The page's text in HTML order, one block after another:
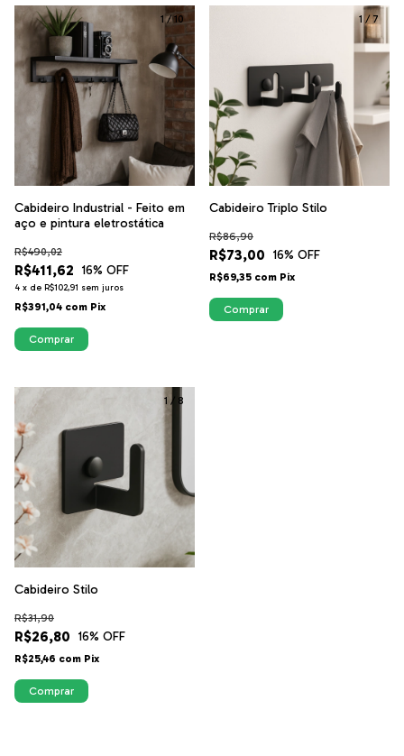
1/10
Cabideiro Industrial - Feito em
aço e pintura eletrostática
R$411,62
R$490,02
16% OFF
4 x de R$102,91 sem juros
R$391,04 com Pix
Comprar
1 /7
Cabideiro Triplo Stilo
R$73,00
R$86,90
16% OFF
R$69,35 com Pix
Comprar
1 / 8
Cabideiro Stilo
R$26,80
R$31,90
16% OFF
R$25,46 com Pix
Comprar